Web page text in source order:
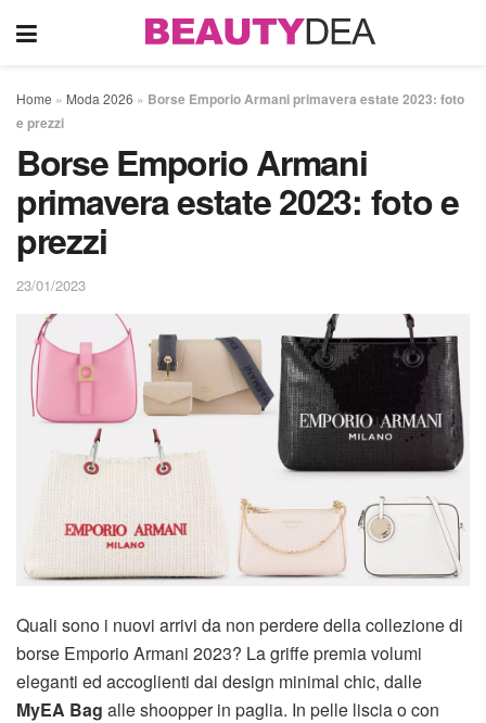
Home » Moda 2026 » Borse Emporio Armani primavera estate 2023: foto
e prezzi
Borse Emporio Armani
primavera estate 2023: foto e
prezzi
23/01/2023
Quali sono i nuovi arrivi da non perdere della collezione di
borse Emporio Armani 2023? La griffe premia volumi
eleganti ed accoglienti dai design minimal chic, dalle
MyEA Bag alle shoopper in paglia. In pelle liscia o con